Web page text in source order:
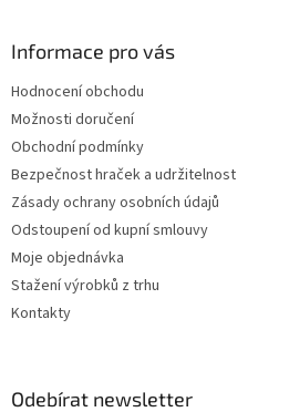
Informace pro vás
Hodnocení obchodu
Možnosti doručení
Obchodní podmínky
Bezpečnost hraček a udržitelnost
Zásady ochrany osobních údajů
Odstoupení od kupní smlouvy
Moje objednávka
Stažení výrobků z trhu
Kontakty
Odebírat newsletter